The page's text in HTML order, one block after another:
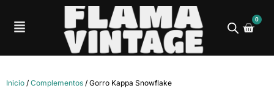
0
Inicio / Complementos / Gorro Kappa Snowflake